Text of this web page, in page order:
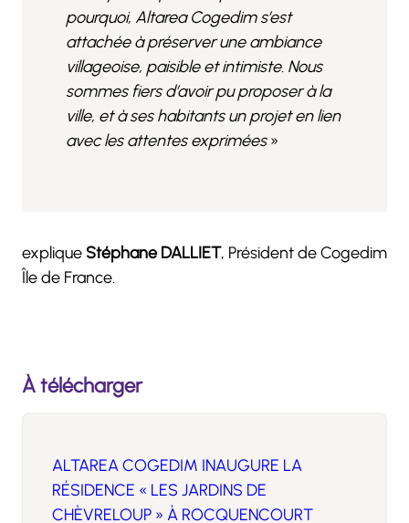
pourquoi, Altarea Cogedim s’est
attachée à préserver une ambiance
villageoise, paisible et intimiste. Nous
sommes fiers d’avoir pu proposer à la
ville, et à ses habitants un projet en lien
avec les attentes exprimées»
explique Stéphane DALLIET, Président de Cogedim
Île de France.
À télécharger
ALTAREA COGEDIM INAUGURE LA
RÉSIDENCE « LES JARDINS DE
CHÈVRELOUP » À ROCQUENCOURT